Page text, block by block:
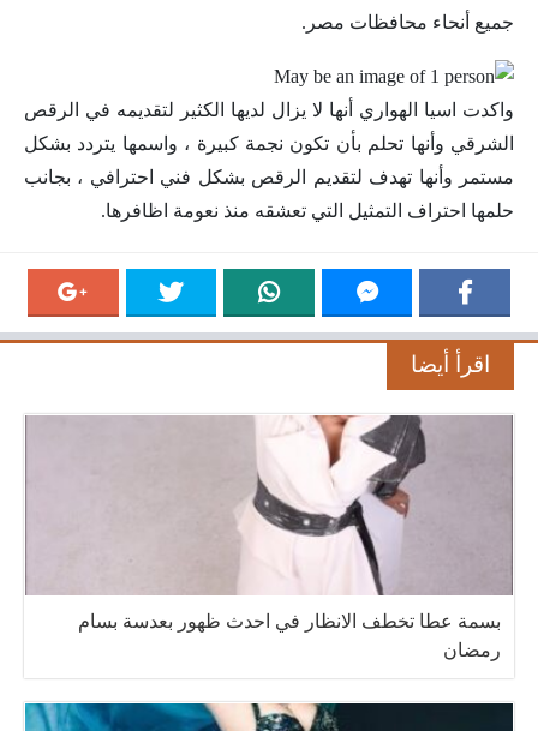
جميع أنحاء محافظات مصر.
واكدت اسيا الهواري أنها لا يزال لديها الكثير لتقديمه في الرقص
الشرقي وأنها تحلم بأن تكون نجمة كبيرة ، واسمها يتردد بشكل
مستمر وأنها تهدف لتقديم الرقص بشكل فني احترافي ، بجانب
حلمها احتراف التمثيل التي تعشقه منذ نعومة اظافرها.
اقرأ أيضا
بسمة عطا تخطف الانظار في احدث ظهور بعدسة بسام
رمضان